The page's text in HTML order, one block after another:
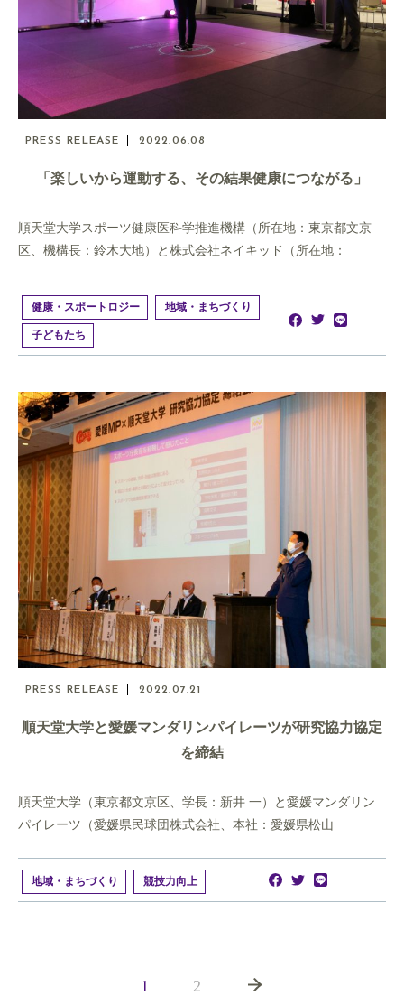
「楽しいから運動する、その結果健康につながる」
PRESS RELEASE 2022.06.08
順天堂大学スポーツ健康医科学推進機構（所在地：東京都文京
区、機構長：鈴木大地）と株式会社ネイキッド（所在地：
健康・スポートロジー 地域・まちづくり
子どもたち
順天堂大学と愛媛マンダリンパイレーツが研究協力協定
を締結
PRESS RELEASE 2022.07.21
順天堂大学（東京都文京区、学長：新井 一）と愛媛マンダリン
パイレーツ（愛媛県民球団株式会社、本社：愛媛県松山
地域・まちづくり 競技力向上
1 2